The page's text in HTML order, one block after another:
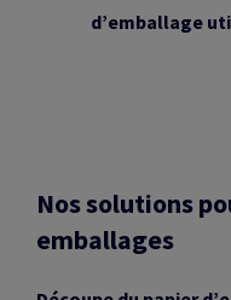
d’emballage
Nos solutions
emballages